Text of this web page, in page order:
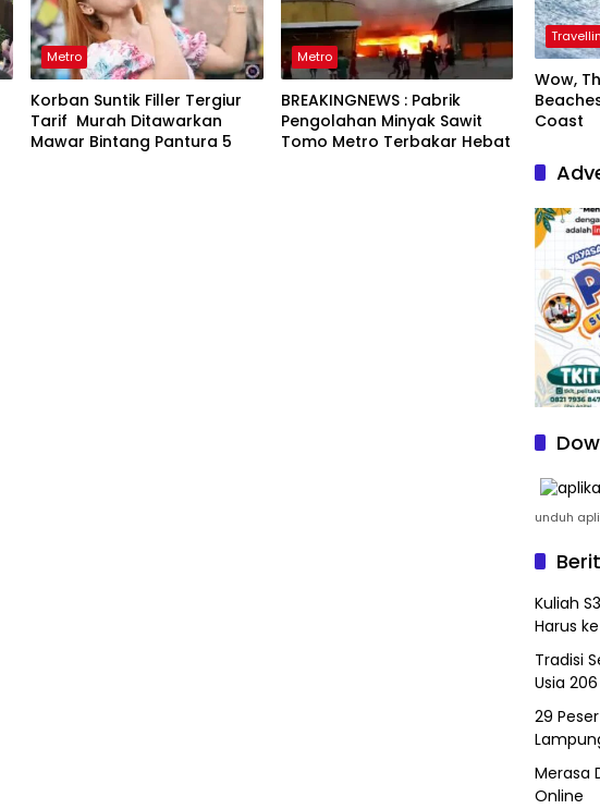
Metro
Korban Suntik Filler Tergiur
Tarif Murah Ditawarkan
Mawar Bintang Pantura 5
Metro
BREAKINGNEWS : Pabrik
Pengolahan Minyak Sawit
Tomo Metro Terbakar Hebat
Wow,
Coast
unduh
Kuliah
Harus
Tradisi
Usia
29
Merasa
Online